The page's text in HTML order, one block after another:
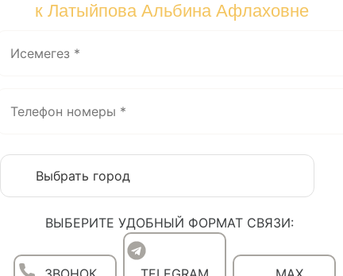
к Латыйпова Альбина Афлаховне
ВЫБЕРИТЕ УДОБНЫЙ ФОРМАТ СВЯЗИ: